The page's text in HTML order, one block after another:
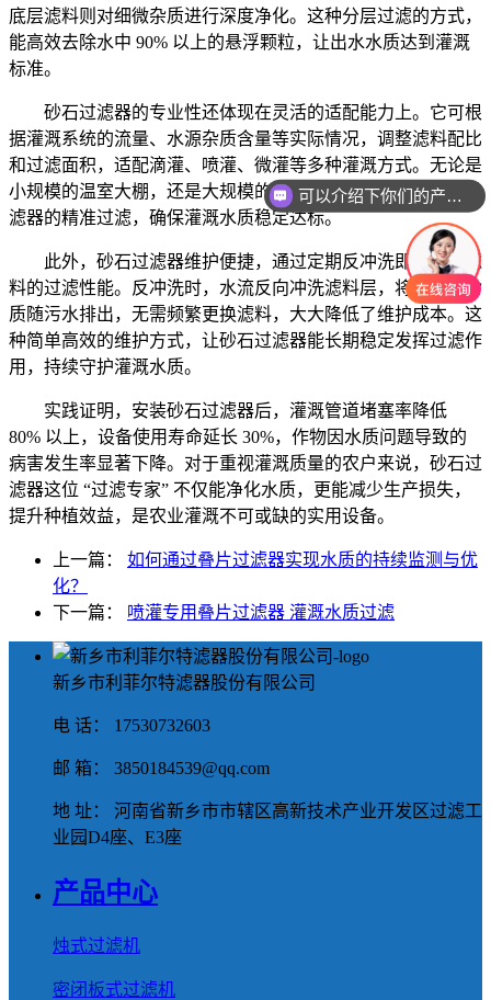
底层滤料则对细微杂质进行深度净化。这种分层过滤的方式，
能高效去除水中 90% 以上的悬浮颗粒，让出水水质达到灌溉
标准。
砂石过滤器的专业性还体现在灵活的适配能力上。它可根
据灌溉系统的流量、水源杂质含量等实际情况，调整滤料配比
和过滤面积，适配滴灌、喷灌、微灌等多种灌溉方式。无论是
小规模的温室大棚，还是大规模的农田灌溉，都能通过砂石过
滤器的精准过滤，确保灌溉水质稳定达标。
此外，砂石过滤器维护便捷，通过定期反冲洗即可恢复滤
料的过滤性能。反冲洗时，水流反向冲洗滤料层，将截留的杂
质随污水排出，无需频繁更换滤料，大大降低了维护成本。这
种简单高效的维护方式，让砂石过滤器能长期稳定发挥过滤作
用，持续守护灌溉水质。
实践证明，安装砂石过滤器后，灌溉管道堵塞率降低
80% 以上，设备使用寿命延长 30%，作物因水质问题导致的
病害发生率显著下降。对于重视灌溉质量的农户来说，砂石过
滤器这位 “过滤专家” 不仅能净化水质，更能减少生产损失，
提升种植效益，是农业灌溉不可或缺的实用设备。
上一篇： 如何通过叠片过滤器实现水质的持续监测与优
化？
下一篇： 喷灌专用叠片过滤器 灌溉水质过滤
新乡市利菲尔特滤器股份有限公司
电 话： 17530732603
邮 箱： 3850184539@qq.com
地 址： 河南省新乡市市辖区高新技术产业开发区过滤工
业园D4座、E3座
产品中心
烛式过滤机
密闭板式过滤机
可以介绍下你们的产品么